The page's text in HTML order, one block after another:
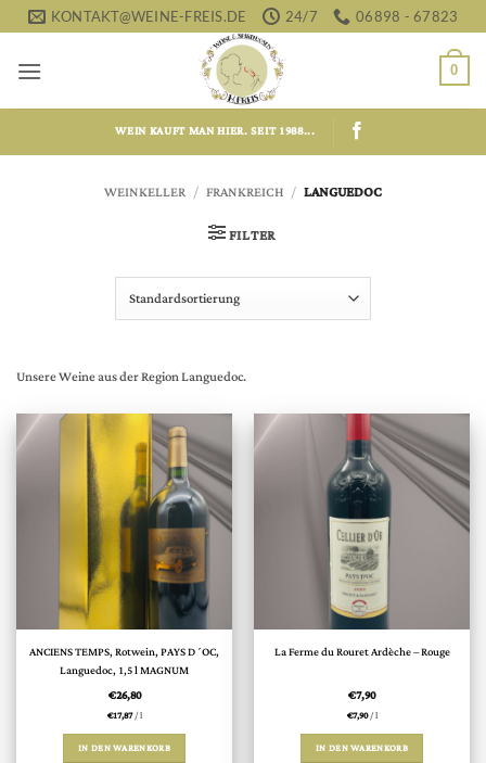
Inhalt
springen
KONTAKT@WEINE-FREIS.DE 24/7 06898 - 67823
0
WEIN KAUFT MAN HIER. SEIT 1988...
WEINKELLER / FRANKREICH / LANGUEDOC
FILTER
Unsere Weine aus der Region Languedoc.
ANCIENS TEMPS, Rotwein, PAYS D´OC,
Languedoc, 1,5 l MAGNUM
€26,80
€17,87/l
IN DEN WARENKORB
La Ferme du Rouret Ardèche – Rouge
€7,90
€7,90/l
IN DEN WARENKORB